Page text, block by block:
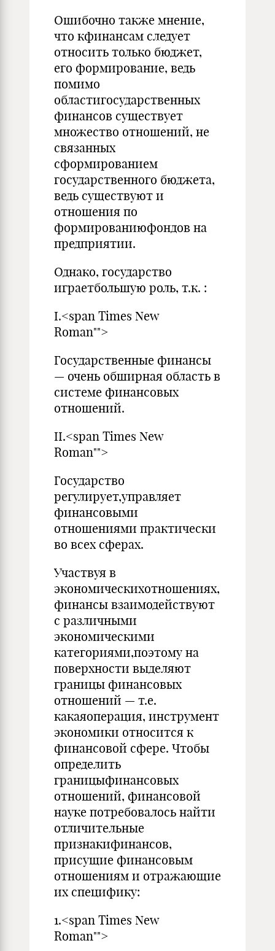
Ошибочно также мнение,
что кфинансам следует
относить только бюджет,
его формирование, ведь
помимо
областигосударственных
финансов существует
множество отношений, не
связанных
сформированием
государственного бюджета,
ведь существуют и
отношения по
формированиюфондов на
предприятии.
Однако, государство
играетбольшую роль, т.к. :
I.<span Times New
Roman"">
Государственные финансы
— очень обширная область в
системе финансовых
отношений.
II.<span Times New
Roman"">
Государство
регулирует,управляет
финансовыми
отношениями практически
во всех сферах.
Участвуя в
экономическихотношениях,
финансы взаимодействуют
с различными
экономическими
категориями,поэтому на
поверхности выделяют
границы финансовых
отношений — т.е.
какаяоперация, инструмент
экономики относится к
финансовой сфере. Чтобы
определить
границыфинансовых
отношений, финансовой
науке потребовалось найти
отличительные
признакифинансов,
присущие финансовым
отношениям и отражающие
их специфику:
1.<span Times New
Roman"">